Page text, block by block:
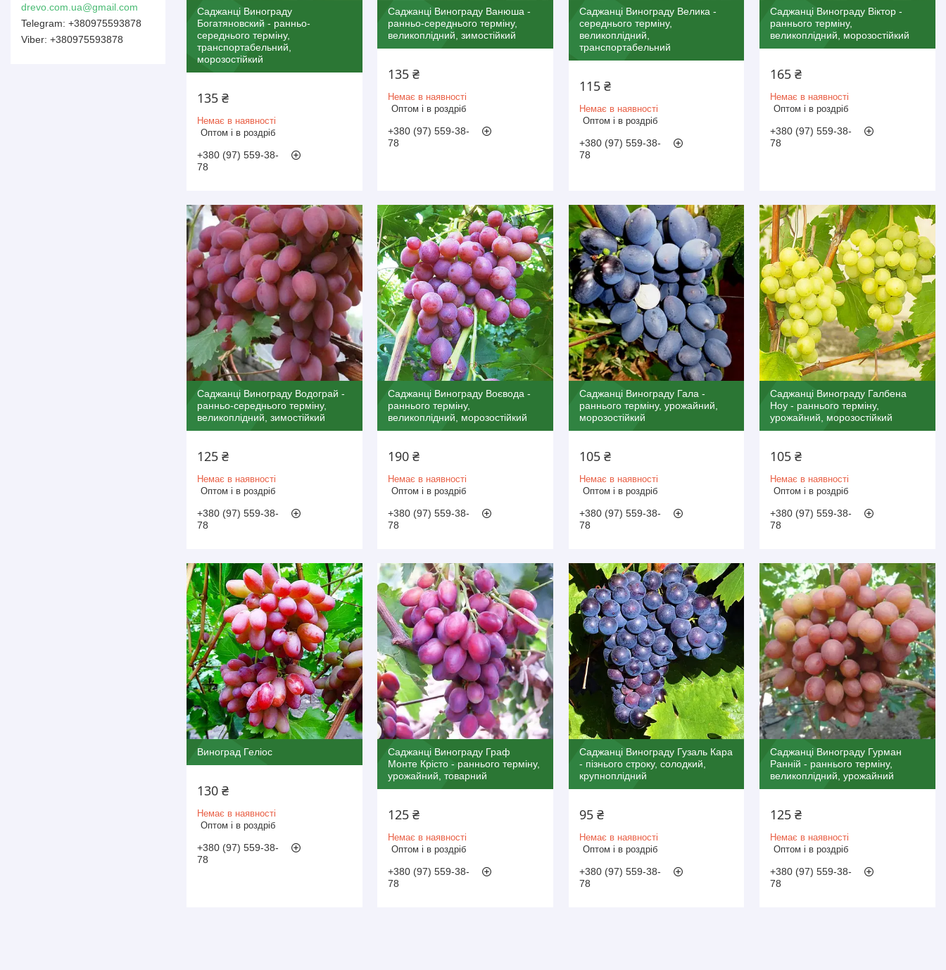
Саджанці Винограду
Богатяновский - ранньо-
середнього терміну,
транспортабельний,
морозостійкий
135 ₴
Немає в наявності
Оптом і в роздріб
+380 (97) 559-38-
78
Саджанці Винограду Ванюша -
ранньо-середнього терміну,
великоплідний, зимостійкий
135 ₴
Немає в наявності
Оптом і в роздріб
+380 (97) 559-38-
78
Саджанці Винограду Велика -
середнього терміну,
великоплідний,
транспортабельний
115 ₴
Немає в наявності
Оптом і в роздріб
+380 (97) 559-38-
78
Саджанці Винограду Віктор -
раннього терміну,
великоплідний, морозостійкий
165 ₴
Немає в наявності
Оптом і в роздріб
+380 (97) 559-38-
78
Саджанці Винограду Водограй -
ранньо-середнього терміну,
великоплідний, зимостійкий
125 ₴
Немає в наявності
Оптом і в роздріб
+380 (97) 559-38-
78
Саджанці Винограду Воєвода -
раннього терміну,
великоплідний, морозостійкий
190 ₴
Немає в наявності
Оптом і в роздріб
+380 (97) 559-38-
78
Саджанці Винограду Гала -
раннього терміну, урожайний,
морозостійкий
105 ₴
Немає в наявності
Оптом і в роздріб
+380 (97) 559-38-
78
Саджанці Винограду Галбена
Ноу - раннього терміну,
урожайний, морозостійкий
105 ₴
Немає в наявності
Оптом і в роздріб
+380 (97) 559-38-
78
Виноград Геліос
130 ₴
Немає в наявності
Оптом і в роздріб
+380 (97) 559-38-
78
Саджанці Винограду Граф
Монте Крісто - раннього терміну,
урожайний, товарний
125 ₴
Немає в наявності
Оптом і в роздріб
+380 (97) 559-38-
78
Саджанці Винограду Гузаль Кара
- пізнього строку, солодкий,
крупноплідний
95 ₴
Немає в наявності
Оптом і в роздріб
+380 (97) 559-38-
78
Саджанці Винограду Гурман
Ранній - раннього терміну,
великоплідний, урожайний
125 ₴
Немає в наявності
Оптом і в роздріб
+380 (97) 559-38-
78
drevo.com.ua@gmail.com
+380975593878
+380975593878